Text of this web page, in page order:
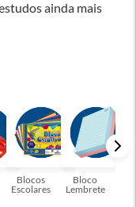
ainda mais
rotina profissional
arte de escrever,
certeza, temos a
busca do material
buscam organizar
você precisa!
Blocos
Escolares
Bloco
Lembrete